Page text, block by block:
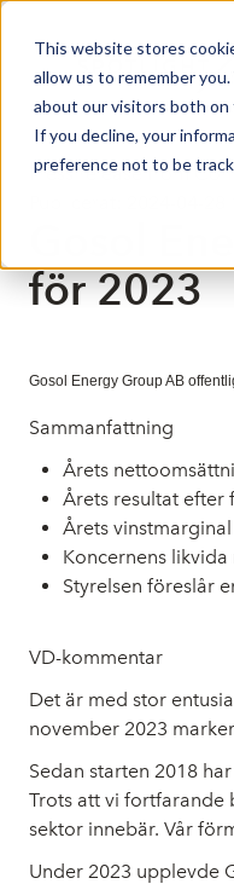
This website stores
allow us to remember
about our visitors both on
If you decline, your
preference not to be
Press release from
Gosol
för 2023
Gosol Energy Group AB
Sammanfattning
Årets
Årets resultat efter
Årets
Koncernens
Styrelsen föreslår
VD-kommentar
Det är med stor
november 2023
Sedan starten 2018
Trots att vi fortfarande
sektor innebär. Vår
Under 2023 upplevde